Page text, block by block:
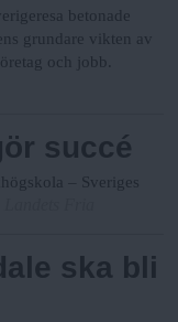
betonade
grundare vikten av
och jobb.
succé
– Sveriges
ska bli